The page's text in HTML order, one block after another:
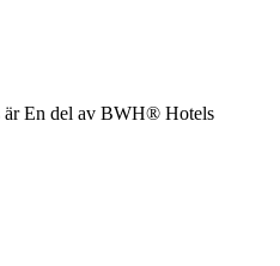
ärEn del av BWH® Hotels